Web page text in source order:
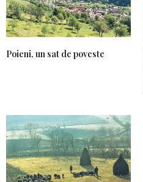
Poieni, un sat de poveste